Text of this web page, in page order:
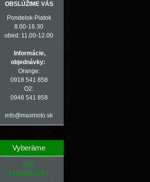
OBSLÚŽIME VÁS
Pondelok-Piatok
8.00-16.30
obed: 11.00-12.00
Informácie,
objednávky:
Orange:
0918 541 858
O2:
0948 541 858
info@maxmoto.sk
Vyberáme
NÁHRADNÉ DIELY
PRE
ŠTVORKOLKY